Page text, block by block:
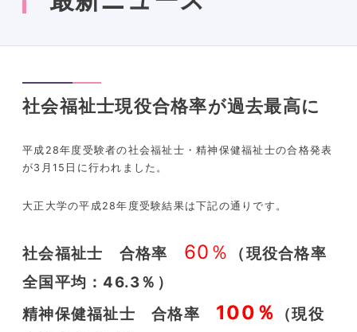
社会福祉士現役合格率が過去最高に
平成28年度受験者の社会福祉士・精神保健福祉士の合格発表
が3月15日に行われました。
大正大学の平成28年度受験結果は下記の通りです。
社会福祉士 合格率 60％
（現役合格率
全国平均：46.3％）
精神保健福祉士 合格率 100％
（現役